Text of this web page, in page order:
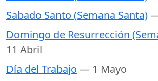
Sabado Santo (Semana Santa)
Domingo de Resurrección
11 Abril
Día del Trabajo — 1 Mayo